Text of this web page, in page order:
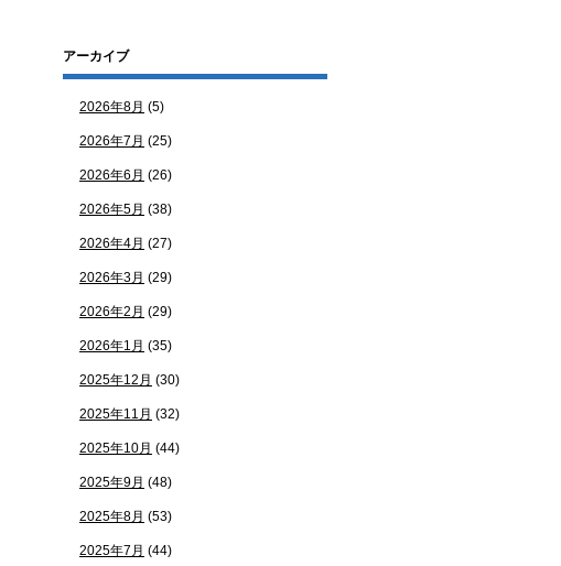
アーカイブ
2026年8月 (5)
2026年7月 (25)
2026年6月 (26)
2026年5月 (38)
2026年4月 (27)
2026年3月 (29)
2026年2月 (29)
2026年1月 (35)
2025年12月 (30)
2025年11月 (32)
2025年10月 (44)
2025年9月 (48)
2025年8月 (53)
2025年7月 (44)